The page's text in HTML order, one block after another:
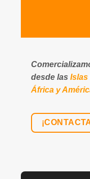
desde lasIslas
África y